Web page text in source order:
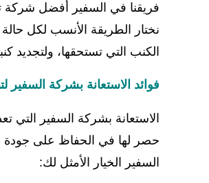
فريقنا في السفير أفضل شركة
نختار الطريقة الأنسب لكل
الكنب التي تستحقها،
فوائد الاستعانة بشركة
الاستعانة بشركة السفير التي
حصر لها في الحفاظ على جودة
السفير الخيار الأمثل لك: